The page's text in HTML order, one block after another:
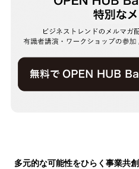
多元的な可能性をひらく事業共